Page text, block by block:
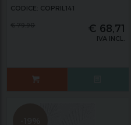
CODICE: COPRIL141
€ 68,71
IVA INCL.